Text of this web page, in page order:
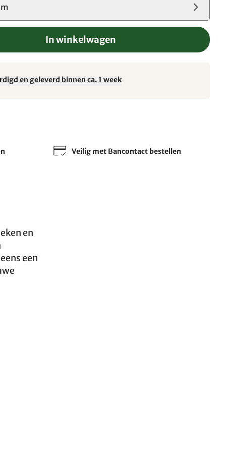
In winkelwagen
en geleverd binnen ca. 1 week
Veilig met Bancontact bestellen
en
een